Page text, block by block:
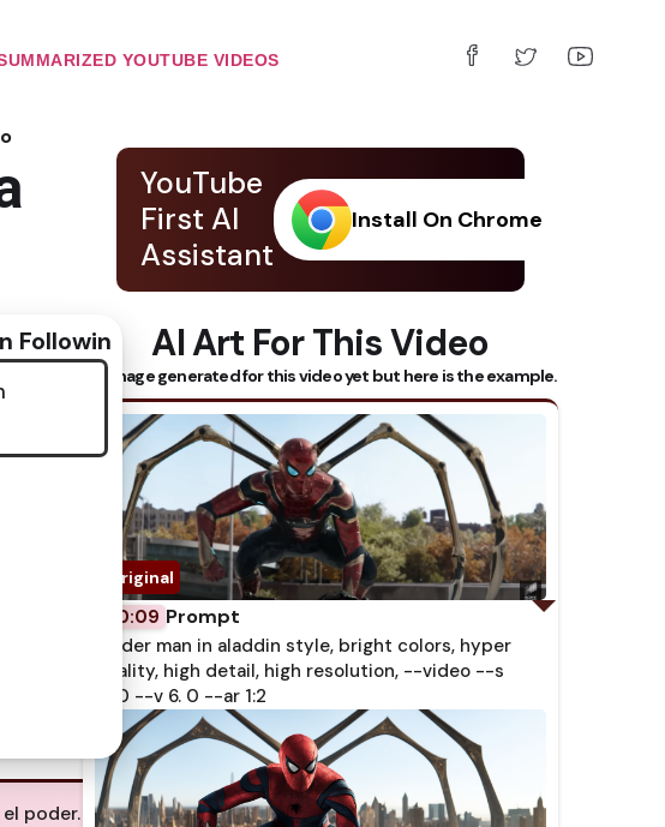
YOUTUBE VIDEOS
Following Subtitles
poder.
YouTube
First AI
Assistant
Install On Chrome
AI Art For This Video
No image generated for this video yet but here is the example.
0:09 Prompt
spider man in aladdin style, bright colors, hyper
quality, high detail, high resolution, --video --s
750 --v 6. 0 --ar 1:2